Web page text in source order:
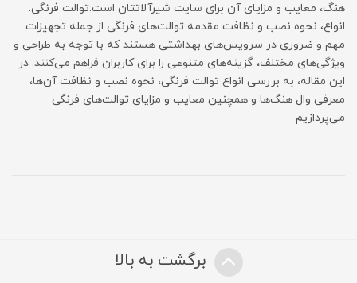
هنگ، معایب و مزایای آن برای سایت شیرآلاتتان است:توالت فرنگی:
انواع، نحوه نصب و نظافت مقدمه توالت‌های فرنگی از جمله تجهیزات
مهم و ضروری در سرویس‌های بهداشتی هستند که با توجه به طراحی و
ویژگی‌های مختلف، گزینه‌های متنوعی را برای کاربران فراهم می‌کنند. در
این مقاله، به بررسی انواع توالت فرنگی، نحوه نصب و نظافت آن‌ها،
معرفی وال هنگ‌ها و همچنین معایب و مزایای توالت‌های فرنگی
می‌پردازیم
برگشت به بالا